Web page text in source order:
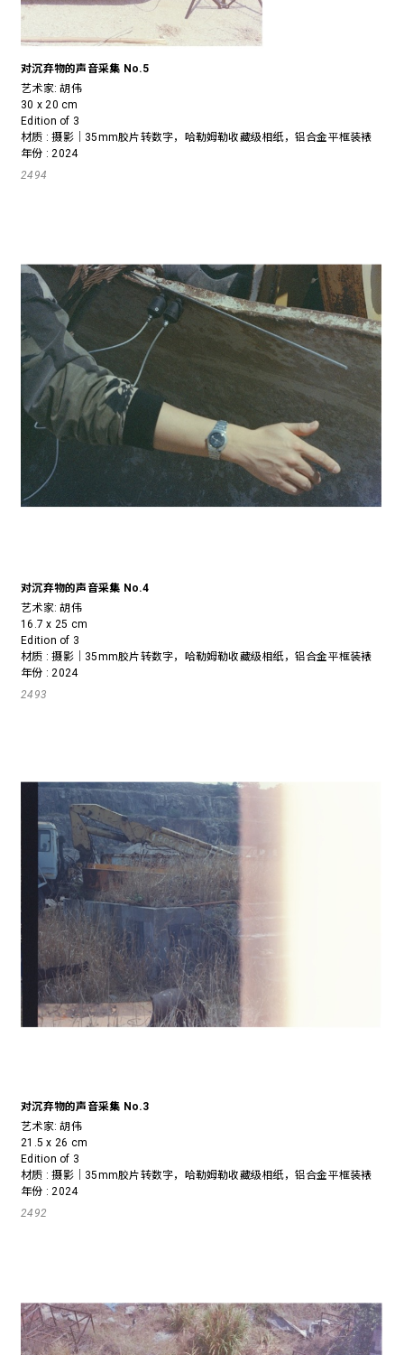
对沉弃物的声音采集 No.5
艺术家:胡伟
30 x 20 cm
Edition of 3
材质 : 摄影｜35mm胶片转数字，哈勒姆勒收藏级相纸，铝合金平框装裱
年份 : 2024
2494
对沉弃物的声音采集 No.4
艺术家:胡伟
16.7 x 25 cm
Edition of 3
材质 : 摄影｜35mm胶片转数字，哈勒姆勒收藏级相纸，铝合金平框装裱
年份 : 2024
2493
对沉弃物的声音采集 No.3
艺术家:胡伟
21.5 x 26 cm
Edition of 3
材质 : 摄影｜35mm胶片转数字，哈勒姆勒收藏级相纸，铝合金平框装裱
年份 : 2024
2492